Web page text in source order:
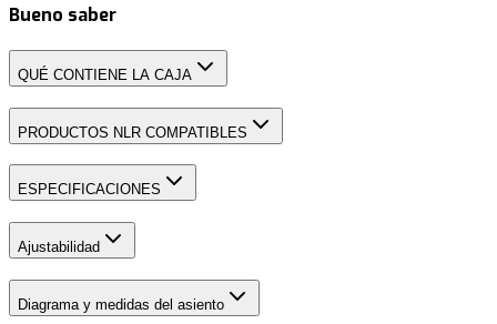
Bueno saber
QUÉ CONTIENE LA CAJA
PRODUCTOS NLR COMPATIBLES
ESPECIFICACIONES
Ajustabilidad
Diagrama y medidas del asiento